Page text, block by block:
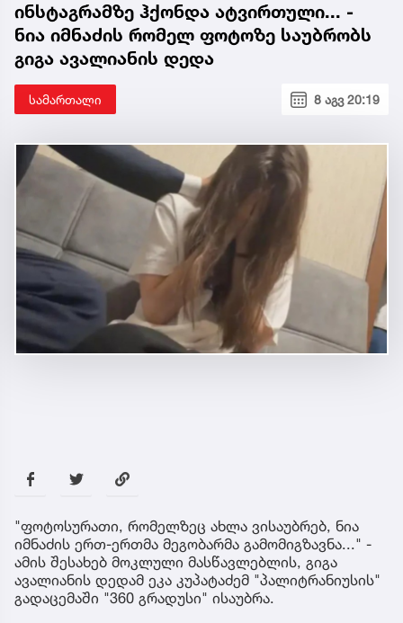
ინსტაგრამზე ჰქონდა ატვირთული... -
ნია იმნაძის რომელ ფოტოზე საუბრობს
გიგა ავალიანის დედა
სამართალი 8 აგვ 20:19
"ფოტოსურათი, რომელზეც ახლა ვისაუბრებ, ნია
იმნაძის ერთ-ერთმა მეგობარმა გამომიგზავნა..." -
ამის შესახებ მოკლული მასწავლებლის, გიგა
ავალიანის დედამ ეკა კუპატაძემ "პალიტრანიუსის"
გადაცემაში "360 გრადუსი" ისაუბრა.